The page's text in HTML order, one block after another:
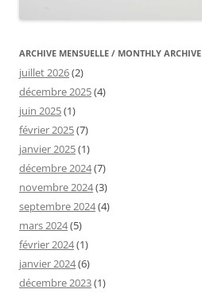
ARCHIVE MENSUELLE / MONTHLY ARCHIVE
juillet 2026(2)
décembre 2025(4)
juin 2025(1)
février 2025(7)
janvier 2025(1)
décembre 2024(7)
novembre 2024(3)
septembre 2024(4)
mars 2024(5)
février 2024(1)
janvier 2024(6)
décembre 2023(1)